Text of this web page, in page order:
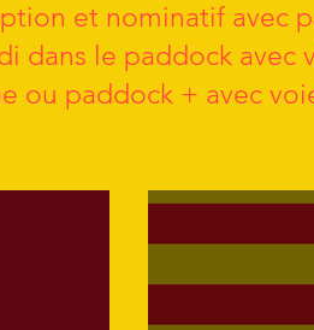
et nominatif avec
dans le paddock
ou paddock + avec